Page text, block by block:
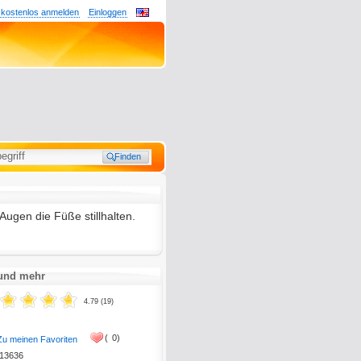
Einloggen
anmelden
die Füße stillhalten.
mehr
4.79 (19)
meinen Favoriten
13636
( 0)